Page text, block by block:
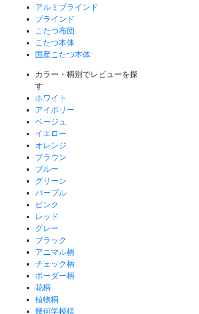
アルミブラインド
ブラインド
こたつ布団
こたつ本体
国産こたつ本体
カラー・柄別でレビューを探
す
ホワイト
アイボリー
ベージュ
イエロー
オレンジ
ブラウン
ブルー
グリーン
パープル
ピンク
レッド
グレー
ブラック
アニマル柄
チェック柄
ボーダー柄
花柄
植物柄
幾何学模様